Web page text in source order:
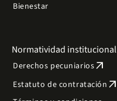
Bienestar
Normatividad institucional
Derechos pecuniariosarrow_outward
Estatuto de contratación arrow_outward